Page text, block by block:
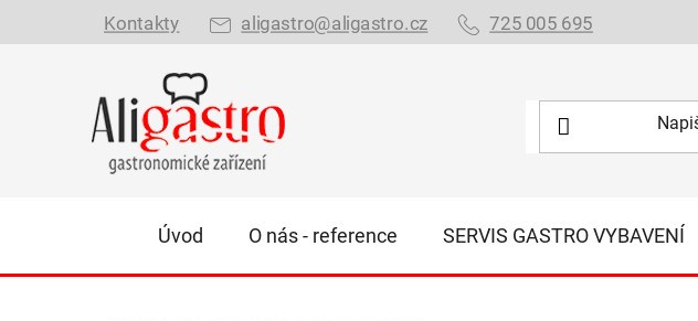
Kontakty aligastro@aligastro.cz 725 005 695
Úvod O nás - reference SERVIS GASTRO VYBAVENÍ